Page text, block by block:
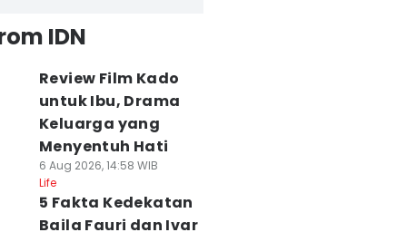
IDN
Review Film Kado
untuk Ibu, Drama
Keluarga yang
Menyentuh Hati
6 Aug 2026, 14:58 WIB
Life
5 Fakta Kedekatan
Baila Fauri dan Ivar